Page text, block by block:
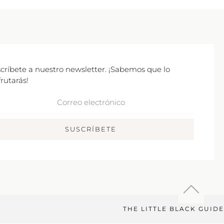
a nuestro newsletter. ¡Sabemos que lo
SUSCRÍBETE
THE LITTLE BLACK GUIDE